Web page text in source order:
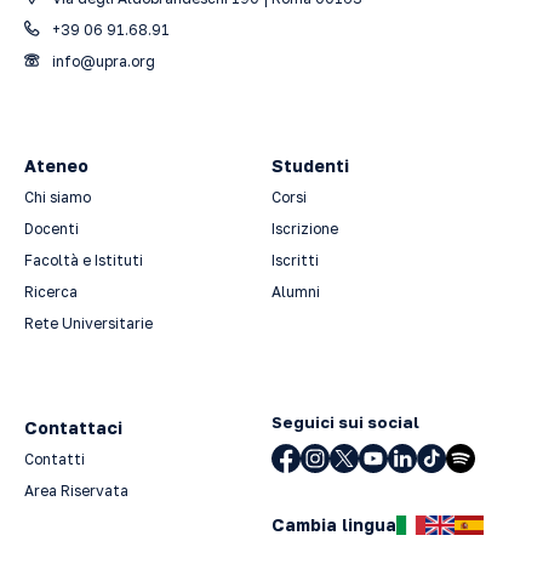
+39 06 91.68.91
info@upra.org
Ateneo
Chi siamo
Docenti
Facoltà e Istituti
Ricerca
Rete Universitarie
Studenti
Corsi
Iscrizione
Iscritti
Alumni
Contattaci
Contatti
Area Riservata
Seguici sui social
Cambia lingua